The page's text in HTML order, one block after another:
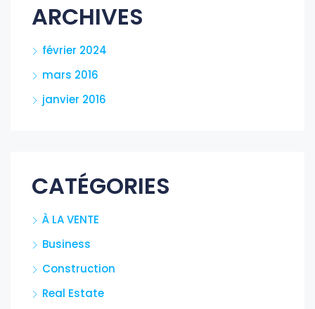
ARCHIVES
février 2024
mars 2016
janvier 2016
CATÉGORIES
À LA VENTE
Business
Construction
Real Estate